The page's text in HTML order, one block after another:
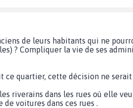
de leurs habitants qui ne
? Compliquer la vie de ses
quartier, cette décision ne
riverains dans les rues où elle
voitures dans ces rues .